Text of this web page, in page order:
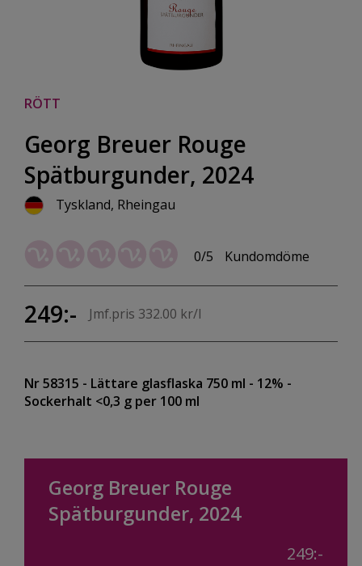
RÖTT
Georg Breuer Rouge
Spätburgunder, 2024
Tyskland, Rheingau
0/5 Kundomdöme
249:- Jmf.pris 332.00 kr/l
Nr 58315 - Lättare glasflaska 750 ml - 12% -
Sockerhalt <0,3 g per 100 ml
Georg Breuer Rouge
Spätburgunder, 2024
249:-